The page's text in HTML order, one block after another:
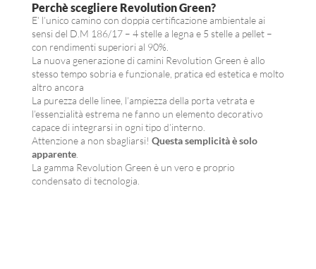
Perchè scegliere Revolution Green?
E’ l’unico camino con doppia certificazione ambientale ai
sensi del D.M 186/17 – 4 stelle a legna e 5 stelle a pellet –
con rendimenti superiori al 90%.
La nuova generazione di camini Revolution Green è allo
stesso tempo sobria e funzionale, pratica ed estetica e molto
altro ancora
La purezza delle linee, l’ampiezza della porta vetrata e
l’essenzialità estrema ne fanno un elemento decorativo
capace di integrarsi in ogni tipo d’interno.
Attenzione a non sbagliarsi! Questa semplicità è solo
apparente.
La gamma Revolution Green è un vero e proprio
condensato di tecnologia.